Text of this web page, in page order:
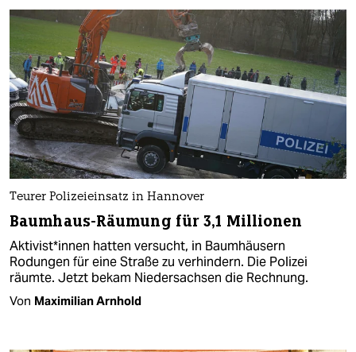
Teurer Polizeieinsatz in Hannover
Baumhaus-Räumung für 3,1 Millionen
Ak­ti­vis­t*in­nen hatten versucht, in Baumhäusern
Rodungen für eine Straße zu verhindern. Die Polizei
räumte. Jetzt bekam Niedersachsen die Rechnung.
Von Maximilian Arnhold